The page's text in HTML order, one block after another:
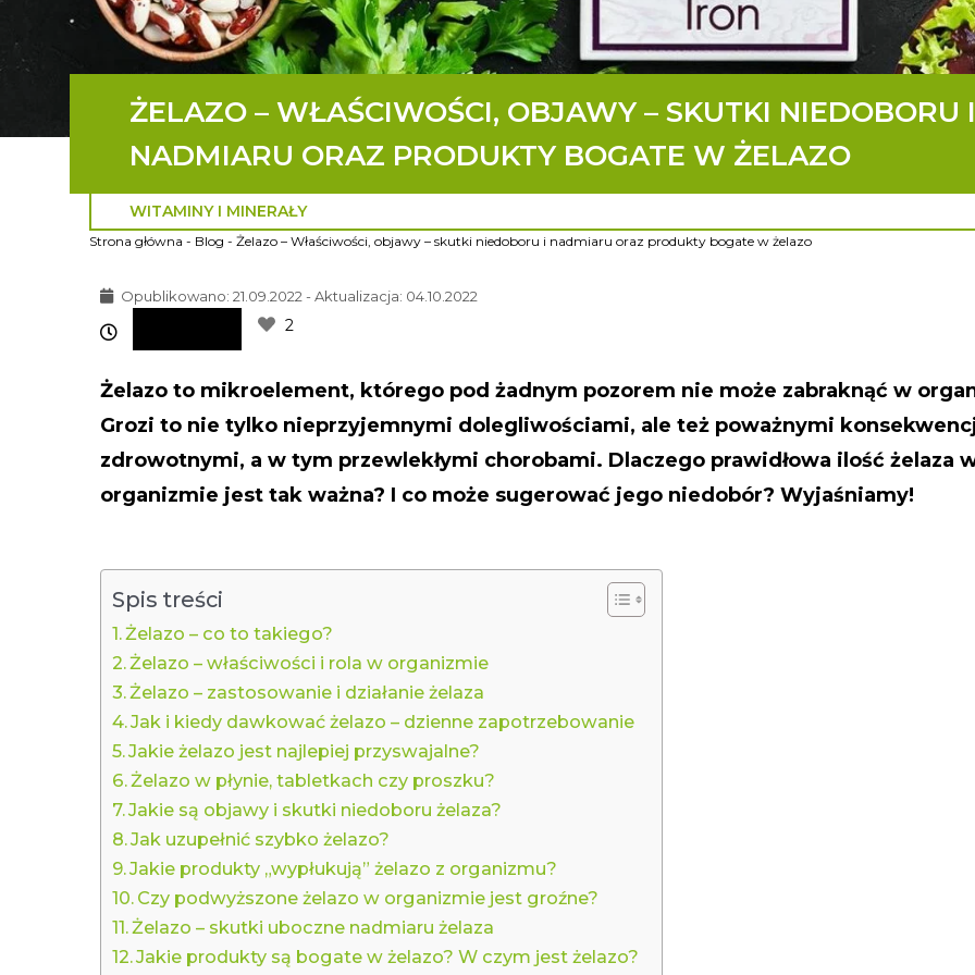
ŻELAZO – WŁAŚCIWOŚCI, OBJAWY – SKUTKI NIEDOBORU I
NADMIARU ORAZ PRODUKTY BOGATE W ŻELAZO
WITAMINY I MINERAŁY
Strona główna - Blog - Żelazo – Właściwości, objawy – skutki niedoboru i nadmiaru oraz produkty bogate w żelazo
Opublikowano: 21.09.2022 - Aktualizacja: 04.10.2022
2
Żelazo to mikroelement, którego pod żadnym pozorem nie może zabraknąć w
Grozi to nie tylko nieprzyjemnymi dolegliwościami, ale też poważnymi
zdrowotnymi, a w tym przewlekłymi chorobami. Dlaczego prawidłowa ilość żelaza
organizmie jest tak ważna? I co może sugerować jego niedobór? Wyjaśniamy!
Spis treści
Żelazo – co to takiego?
Żelazo – właściwości i rola w organizmie
Żelazo – zastosowanie i działanie żelaza
Jak i kiedy dawkować żelazo – dzienne zapotrzebowanie
Jakie żelazo jest najlepiej przyswajalne?
Żelazo w płynie, tabletkach czy proszku?
Jakie są objawy i skutki niedoboru żelaza?
Jak uzupełnić szybko żelazo?
Jakie produkty „wypłukują” żelazo z organizmu?
Czy podwyższone żelazo w organizmie jest groźne?
Żelazo – skutki uboczne nadmiaru żelaza
Jakie produkty są bogate w żelazo? W czym jest żelazo?